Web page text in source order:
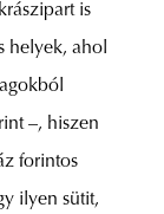
is
helyek, ahol
–, hiszen
forintos
ilyen sütit,